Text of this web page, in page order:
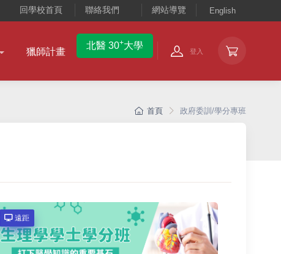
回學校首頁 聯絡我們 網站導覽 English
獵師計畫
北醫 30+大學
登入
首頁 政府委訓/學分專班